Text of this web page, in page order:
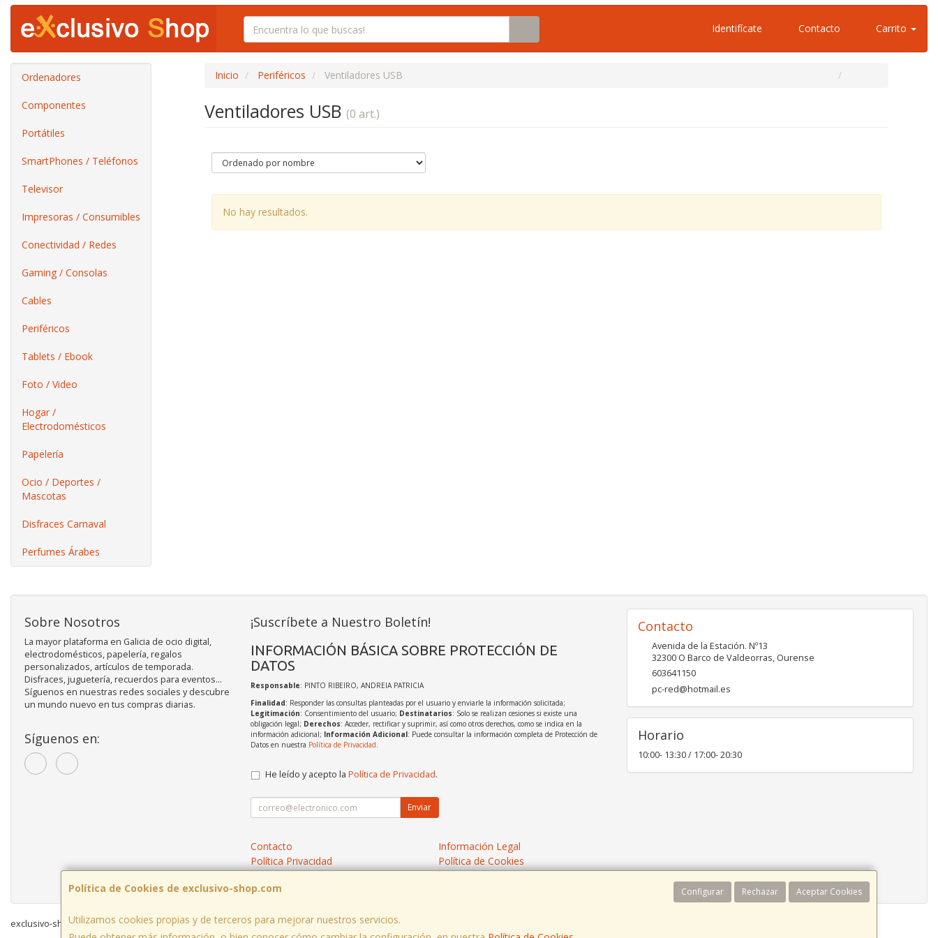
Identifícate Contacto Carrito
Ordenadores
Componentes
Portátiles
SmartPhones / Teléfonos
Televisor
Impresoras / Consumibles
Conectividad / Redes
Gaming / Consolas
Cables
Periféricos
Tablets / Ebook
Foto / Video
Hogar /
Electrodomésticos
Papelería
Ocio / Deportes /
Mascotas
Disfraces Carnaval
Perfumes Árabes
Inicio Periféricos Ventiladores USB
Ventiladores USB (0 art.)
No hay resultados.
Política de Cookies de exclusivo-shop.com Configurar Rechazar Aceptar Cookies
Utilizamos cookies propias y de terceros para mejorar nuestros servicios.
Sobre Nosotros
La mayor plataforma en Galicia de ocio digital,
electrodomésticos, papelería, regalos
personalizados, artículos de temporada.
Disfraces, juguetería, recuerdos para eventos...
Síguenos en nuestras redes sociales y descubre
un mundo nuevo en tus compras diarias.
Síguenos en:
¡Suscríbete a Nuestro Boletín!
INFORMACIÓN BÁSICA SOBRE PROTECCIÓN DE
DATOS
Responsable: PINTO RIBEIRO, ANDREIA PATRICIA
Finalidad: Responder las consultas planteadas por el usuario y enviarle la información solicitada;
Legitimación: Consentimiento del usuario; Destinatarios: Solo se realizan cesiones si existe una
obligación legal; Derechos: Acceder, rectificar y suprimir, así como otros derechos, como se indica en la
información adicional; Información Adicional: Puede consultar la información completa de Protección de
Datos en nuestra Política de Privacidad.
He leído y acepto la Política de Privacidad.
Enviar
Contacto
Información Legal
Política Privacidad
Política de Cookies
Condiciones de Compra
Formas de Pago
Contacto
Avenida de la Estación. Nº13
32300 O Barco de Valdeorras, Ourense
603641150
pc-red@hotmail.es
Horario
10:00- 13:30 / 17:00- 20:30
exclusivo-shop.com © 2026